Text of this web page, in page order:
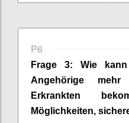
P6
Frage 3: Wie
Angehörige
Erkrankten
Möglichkeiten,